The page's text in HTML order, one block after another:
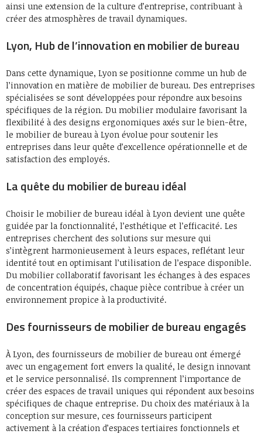
ainsi une extension de la culture d’entreprise, contribuant à
créer des atmosphères de travail dynamiques.
Lyon, Hub de l’innovation en mobilier de bureau
Dans cette dynamique, Lyon se positionne comme un hub de
l’innovation en matière de mobilier de bureau. Des entreprises
spécialisées se sont développées pour répondre aux besoins
spécifiques de la région. Du mobilier modulaire favorisant la
flexibilité à des designs ergonomiques axés sur le bien-être,
le mobilier de bureau à Lyon évolue pour soutenir les
entreprises dans leur quête d’excellence opérationnelle et de
satisfaction des employés.
La quête du mobilier de bureau idéal
Choisir le mobilier de bureau idéal à Lyon devient une quête
guidée par la fonctionnalité, l’esthétique et l’efficacité. Les
entreprises cherchent des solutions sur mesure qui
s’intègrent harmonieusement à leurs espaces, reflétant leur
identité tout en optimisant l’utilisation de l’espace disponible.
Du mobilier collaboratif favorisant les échanges à des espaces
de concentration équipés, chaque pièce contribue à créer un
environnement propice à la productivité.
Des fournisseurs de mobilier de bureau engagés
À Lyon, des fournisseurs de mobilier de bureau ont émergé
avec un engagement fort envers la qualité, le design innovant
et le service personnalisé. Ils comprennent l’importance de
créer des espaces de travail uniques qui répondent aux besoins
spécifiques de chaque entreprise. Du choix des matériaux à la
conception sur mesure, ces fournisseurs participent
activement à la création d’espaces tertiaires fonctionnels et